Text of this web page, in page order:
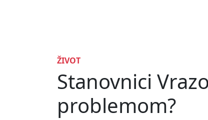
ŽIVOT
Stanovnici
problemom?